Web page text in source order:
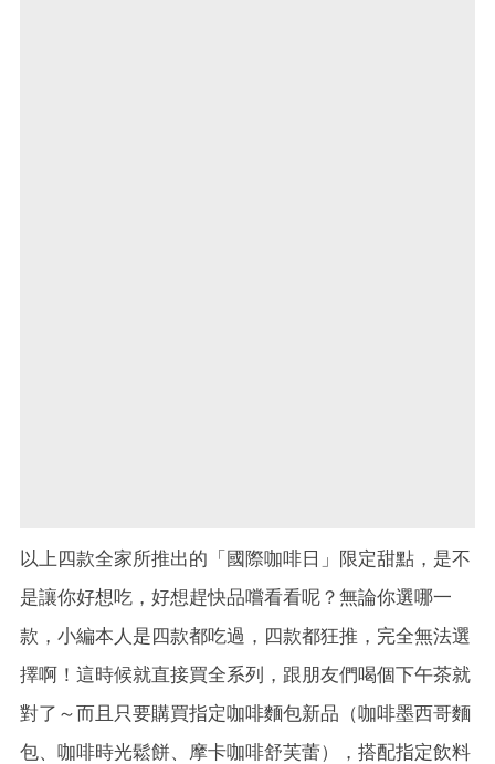
以上四款全家所推出的「國際咖啡日」限定甜點，是不
是讓你好想吃，好想趕快品嚐看看呢？無論你選哪一
款，小編本人是四款都吃過，四款都狂推，完全無法選
擇啊！這時候就直接買全系列，跟朋友們喝個下午茶就
對了～而且只要購買指定咖啡麵包新品（咖啡墨西哥麵
包、咖啡時光鬆餅、摩卡咖啡舒芙蕾），搭配指定飲料